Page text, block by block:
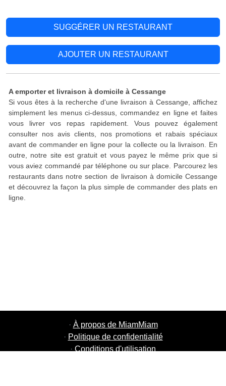
SUGGÉRER UN RESTAURANT
AJOUTER UN RESTAURANT
A emporter et livraison à domicile à Cessange
Si vous êtes à la recherche d'une livraison à Cessange, affichez
simplement les menus ci-dessus, commandez en ligne et faites
vous livrer vos repas rapidement. Vous pouvez également
consulter nos avis clients, nos promotions et rabais spéciaux
avant de commander en ligne pour la collecte ou la livraison. En
outre, notre site est gratuit et vous payez le même prix que si
vous aviez commandé par téléphone ou sur place. Parcourez les
restaurants dans notre section de livraison à domicile Cessange
et découvrez la façon la plus simple de commander des plats en
ligne.
· À propos de MiamMiam
· Politique de confidentialité
· Conditions d'utilisation